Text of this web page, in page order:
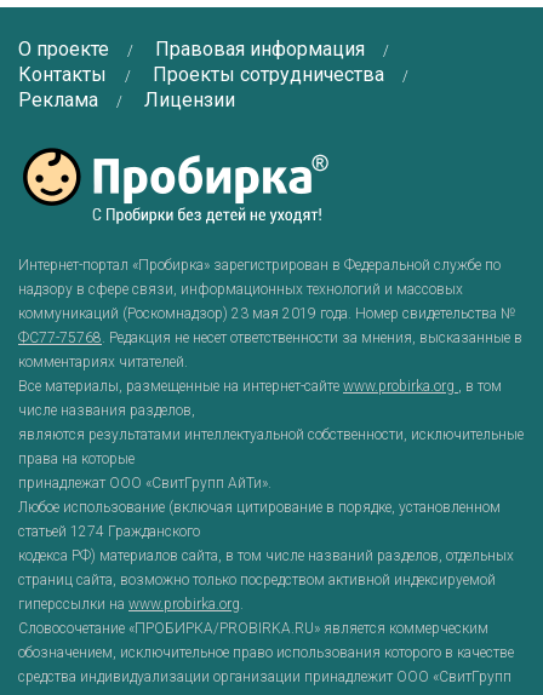
О проекте
Правовая информация
Контакты
Проекты сотрудничества
Реклама
Лицензии
Интернет-портал «Пробирка» зарегистрирован в Федеральной службе по
надзору в сфере связи, информационных технологий и массовых
коммуникаций (Роскомнадзор) 23 мая 2019 года. Номер свидетельства №
ФС77-75768. Редакция не несет ответственности за мнения, высказанные в
комментариях читателей.
Все материалы, размещенные на интернет-сайте www.probirka.org , в том
числе названия разделов,
являются результатами интеллектуальной собственности, исключительные
права на которые
принадлежат ООО «СвитГрупп АйТи».
Любое использование (включая цитирование в порядке, установленном
статьей 1274 Гражданского
кодекса РФ) материалов сайта, в том числе названий разделов, отдельных
страниц сайта, возможно только посредством активной индексируемой
гиперссылки на www.probirka.org.
Словосочетание «ПРОБИРКА/PROBIRKA.RU» является коммерческим
обозначением, исключительное право использования которого в качестве
средства индивидуализации организации принадлежит ООО «СвитГрупп